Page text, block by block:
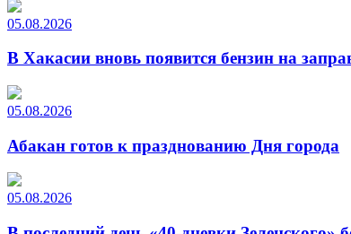
05.08.2026
В Хакасии вновь появится бензин на
05.08.2026
Абакан готов к празднованию Дня города
05.08.2026